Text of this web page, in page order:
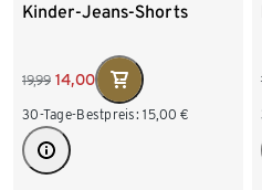
Kinder-Jeans-Shorts
19,99 14,00
30-Tage-Bestpreis: 15,00 €